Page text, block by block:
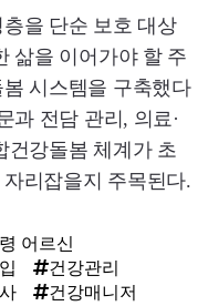
을 단순 보호 대상
삶을 이어가야 할 주
시스템을 구축했다
과 전담 관리, 의료·
건강돌봄 체계가 초
리잡을지 주목된다.
어르신
건강관리
건강매니저